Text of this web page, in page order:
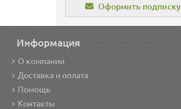
Оформить подписку
Информация
О компании
Доставка и оплата
Помощь
Контакты